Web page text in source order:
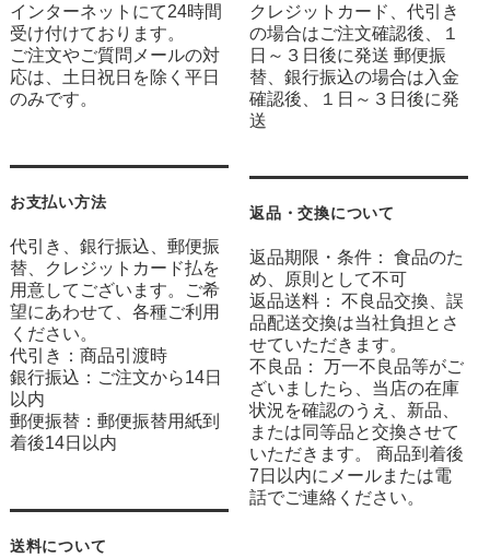
インターネットにて24時間
受け付けております。
ご注文やご質問メールの対
応は、土日祝日を除く平日
のみです。
お支払い方法
代引き、銀行振込、郵便振
替、クレジットカード払を
用意してございます。ご希
望にあわせて、各種ご利用
ください。
代引き：商品引渡時
銀行振込：ご注文から14日
以内
郵便振替：郵便振替用紙到
着後14日以内
送料について
クレジットカード、代引き
の場合はご注文確認後、１
日～３日後に発送 郵便振
替、銀行振込の場合は入金
確認後、１日～３日後に発
送
返品・交換について
返品期限・条件： 食品のた
め、原則として不可
返品送料： 不良品交換、誤
品配送交換は当社負担とさ
せていただきます。
不良品： 万一不良品等がご
ざいましたら、当店の在庫
状況を確認のうえ、新品、
または同等品と交換させて
いただきます。 商品到着後
7日以内にメールまたは電
話でご連絡ください。